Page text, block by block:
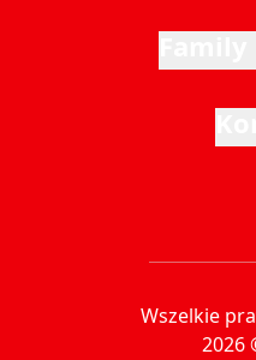
Wszelkie
2026